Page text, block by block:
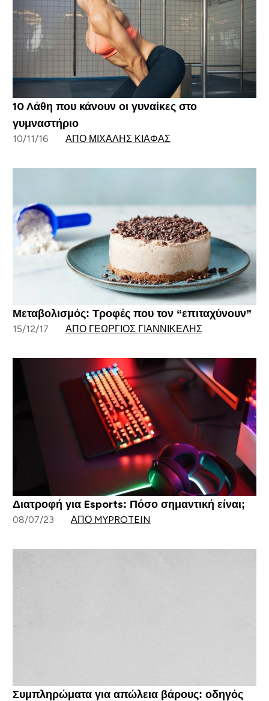
10 Λάθη που κάνουν οι γυναίκες στο
γυμναστήριο
10/11/16 ΑΠΌ ΜΙΧΆΛΗΣ ΚΙΆΦΑΣ
Μεταβολισμός: Τροφές που τον “επιταχύνουν”
15/12/17 ΑΠΌ ΓΕΏΡΓΙΟΣ ΓΙΑΝΝΙΚΈΛΗΣ
Διατροφή για Esports: Πόσο σημαντική είναι;
08/07/23 ΑΠΌ MYPROTEIN
Συμπληρώματα για απώλεια βάρους: οδηγός